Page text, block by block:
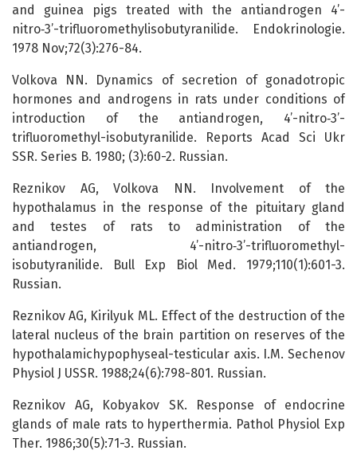
and guinea pigs treated with the antiandrogen 4’-
nitro‑3’-trifluoromethylisobutyranilide. Endokrinologie.
1978 Nov;72(3):276-84.
Volkova NN. Dynamics of secretion of gonadotropic
hormones and androgens in rats under conditions of
introduction of the antiandrogen, 4’-nitro‑3’-
trifluoromethyl-isobutyranilide. Reports Acad Sci Ukr
SSR. Series B. 1980; (3):60-2. Russian.
Reznikov AG, Volkova NN. Involvement of the
hypothalamus in the response of the pituitary gland
and testes of rats to administration of the
antiandrogen, 4’-nitro‑3’-trifluoromethyl-
isobutyranilide. Bull Exp Biol Med. 1979;110(1):601-3.
Russian.
Reznikov AG, Kirilyuk ML. Effect of the destruction of the
lateral nucleus of the brain partition on reserves of the
hypothalamichypophyseal-testicular axis. I.M. Sechenov
Physiol J USSR. 1988;24(6):798-801. Russian.
Reznikov AG, Kobyakov SK. Response of endocrine
glands of male rats to hyperthermia. Pathol Physiol Exp
Ther. 1986;30(5):71-3. Russian.